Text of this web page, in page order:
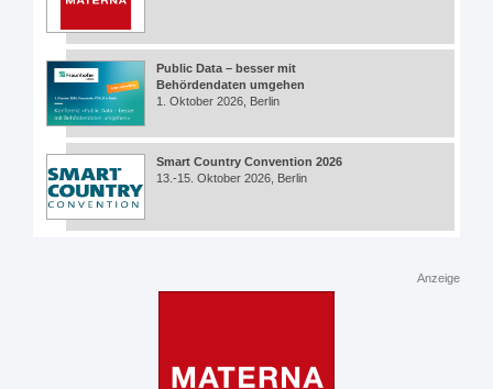
Public Data – besser mit
Behördendaten umgehen
1. Oktober 2026, Berlin
Smart Country Convention 2026
13.-15. Oktober 2026, Berlin
Anzeige